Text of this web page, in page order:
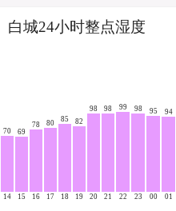
白城24小时整点湿度
70
14
69
15
78
16
80
17
85
18
82
19
98
20
98
21
99
22
98
23
95
00
94
01